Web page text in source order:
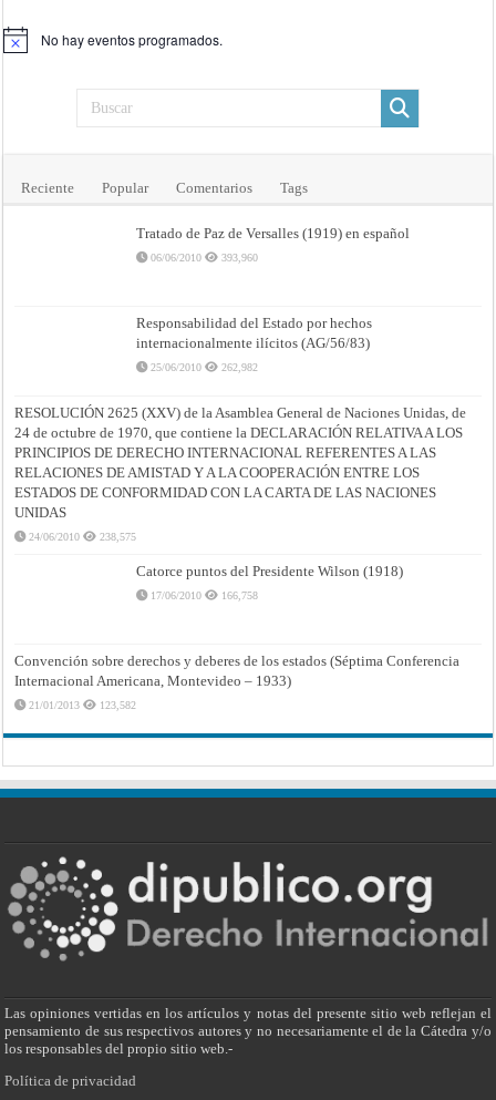
Aviso No hay eventos programados.
Reciente Popular Comentarios Tags
Tratado de Paz de Versalles (1919) en español
06/06/2010 393,960
Responsabilidad del Estado por hechos
internacionalmente ilícitos (AG/56/83)
25/06/2010 262,982
RESOLUCIÓN 2625 (XXV) de la Asamblea General de Naciones Unidas, de
24 de octubre de 1970, que contiene la DECLARACIÓN RELATIVA A LOS
PRINCIPIOS DE DERECHO INTERNACIONAL REFERENTES A LAS
RELACIONES DE AMISTAD Y A LA COOPERACIÓN ENTRE LOS
ESTADOS DE CONFORMIDAD CON LA CARTA DE LAS NACIONES
UNIDAS
24/06/2010 238,575
Catorce puntos del Presidente Wilson (1918)
17/06/2010 166,758
Convención sobre derechos y deberes de los estados (Séptima Conferencia
Internacional Americana, Montevideo – 1933)
21/01/2013 123,582
Las opiniones vertidas en los artículos y notas del presente sitio web reflejan el
pensamiento de sus respectivos autores y no necesariamente el de la Cátedra y/o
los responsables del propio sitio web.-
Política de privacidad